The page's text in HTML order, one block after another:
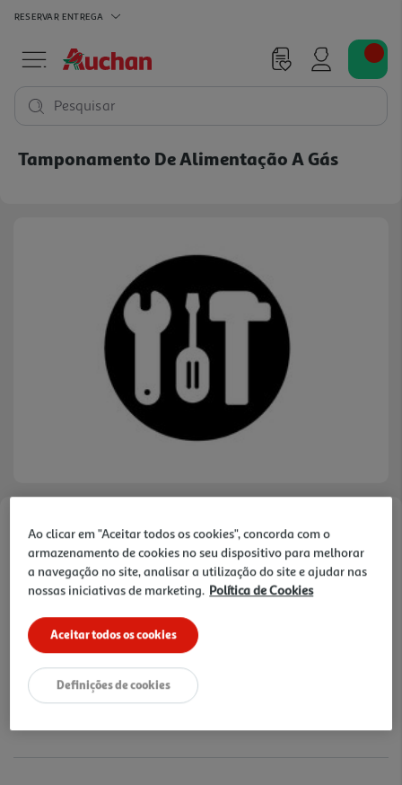
RESERVAR ENTREGA
Pesquisar
Tamponamento De Alimentação A Gás
Faça a sua avaliação
Ref. / EAN:2400036325326
"A data de instalação do serviço é feita mediante
instalação do serviço. Consulte as Condições Gerais
do Serviço na Documentação
29,99 €
Ao clicar em "Aceitar todos os cookies", concorda com o
armazenamento de cookies no seu dispositivo para melhorar
a navegação no site, analisar a utilização do site e ajudar nas
nossas iniciativas de marketing. Política de Cookies
Aceitar todos os cookies
Definições de cookies